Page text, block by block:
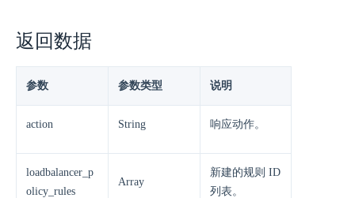
返回数据
参数 参数类型 说明
action String 响应动作。
loadbalancer_p
olicy_rules
Array
新建的规则 ID
列表。